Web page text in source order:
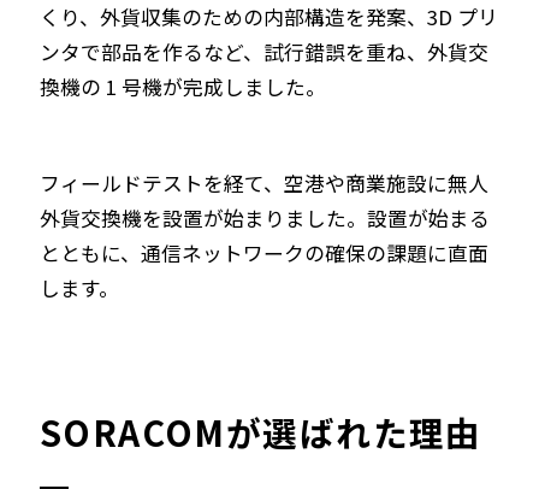
くり、外貨収集のための内部構造を発案、3D プリ
ンタで部品を作るなど、試行錯誤を重ね、外貨交
換機の 1 号機が完成しました。
フィールドテストを経て、空港や商業施設に無人
外貨交換機を設置が始まりました。設置が始まる
とともに、通信ネットワークの確保の課題に直面
します。
SORACOMが選ばれた理由